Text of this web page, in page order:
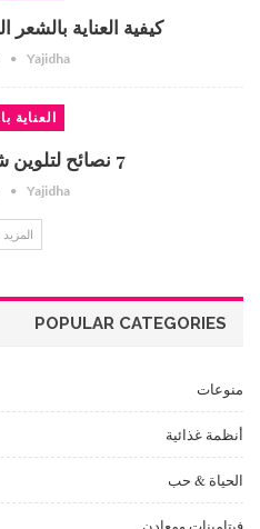
كيفية العناية
Yajidha
العناية
7 نصائح لتلوين شعرك بالمنزل
Yajidha
المزيد
POPULAR CATEGORIES
منوعات
أنظمة غذائية
الحياة & حب